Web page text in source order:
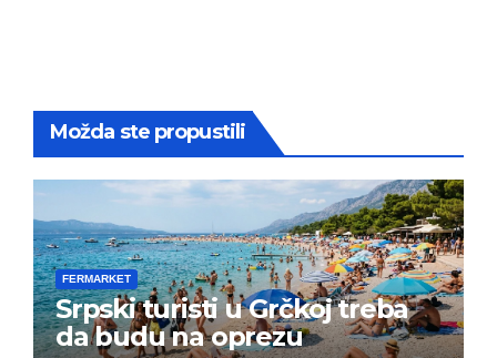
Možda ste propustili
FERMARKET
Srpski turisti u Grčkoj treba
da budu na oprezu